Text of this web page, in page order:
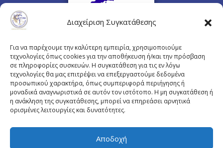
Διαχείριση Συγκατάθεσης
Για να παρέχουμε την καλύτερη εμπειρία, χρησιμοποιούμε
τεχνολογίες όπως cookies για την αποθήκευση ή/και την πρόσβαση
σε πληροφορίες συσκευών. Η συγκατάθεση για τις εν λόγω
τεχνολογίες θα μας επιτρέψει να επεξεργαστούμε δεδομένα
προσωπικού χαρακτήρα, όπως συμπεριφορά περιήγησης ή
μοναδικά αναγνωριστικά σε αυτόν τον ιστότοπο. Η μη συγκατάθεση ή
η ανάκληση της συγκατάθεσης, μπορεί να επηρεάσει αρνητικά
ορισμένες λειτουργίες και δυνατότητες.
Αποδοχή
Πλουτάρχου 3, 10675 Αθήνα
Email επικοινωνίας:pisinfo@pis.gr